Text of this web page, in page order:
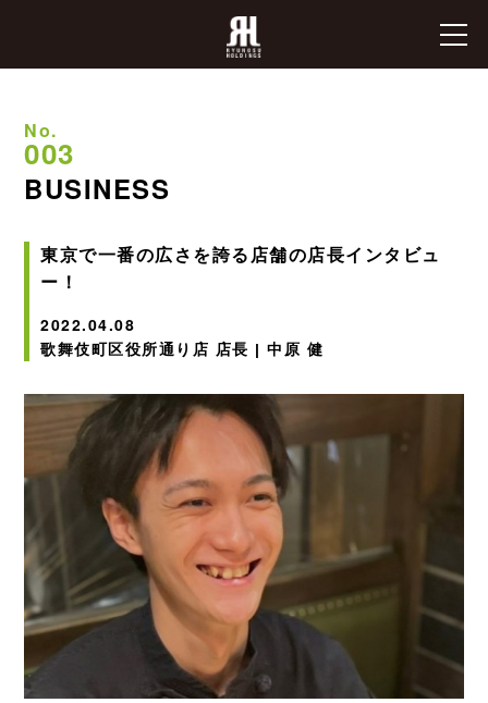
No.
003
BUSINESS
東京で一番の広さを誇る店舗の店長インタビュ
ー！
2022.04.08
歌舞伎町区役所通り店 店長 | 中原 健